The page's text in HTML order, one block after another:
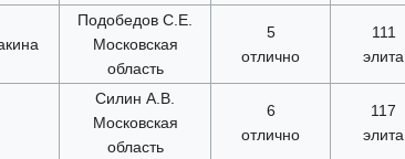
Подобедов С.Е.
Московская
область
5
отлично
111
элита
Силин А.В.
Московская
область
6
отлично
117
элита